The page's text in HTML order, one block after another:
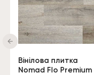
Вінілова плитка
Nomad Flo Premium